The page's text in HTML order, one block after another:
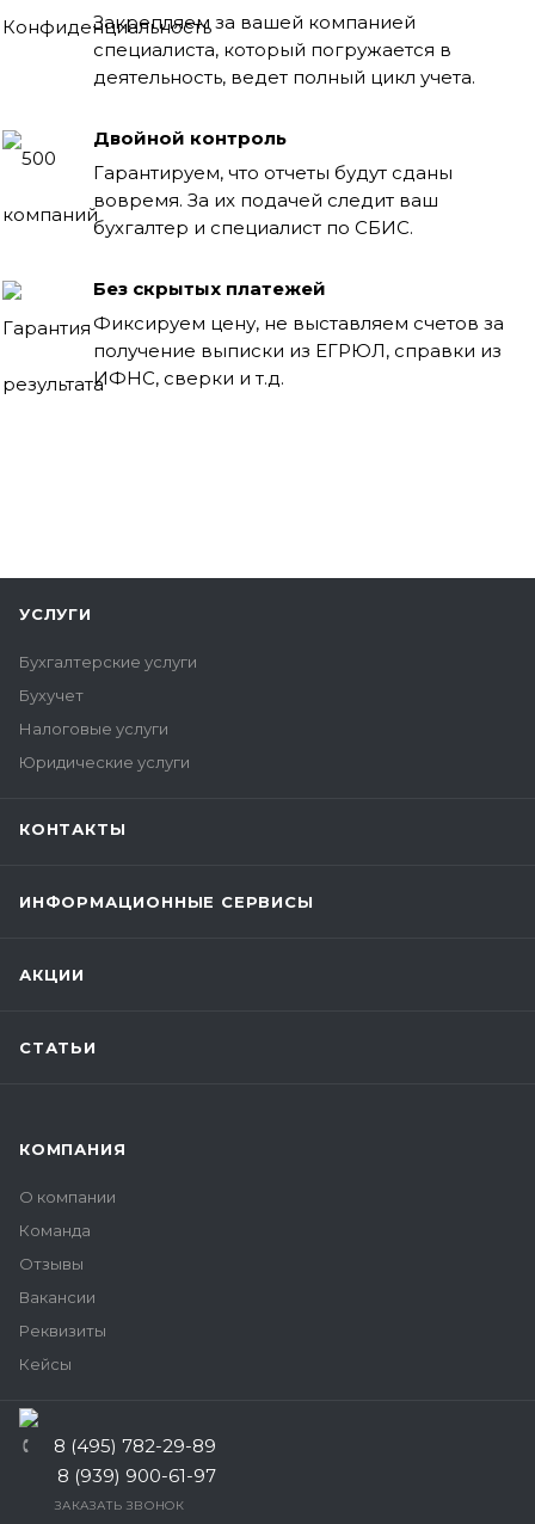
Закрепляем за вашей компанией
специалиста, который погружается в
деятельность, ведет полный цикл учета.
Двойной контроль
Гарантируем, что отчеты будут сданы
вовремя. За их подачей следит ваш
бухгалтер и специалист по СБИС.
Без скрытых платежей
Фиксируем цену, не выставляем счетов за
получение выписки из ЕГРЮЛ, справки из
ИФНС, сверки и т.д.
УСЛУГИ
Бухгалтерские услуги
Бухучет
Налоговые услуги
Юридические услуги
КОНТАКТЫ
ИНФОРМАЦИОННЫЕ СЕРВИСЫ
АКЦИИ
СТАТЬИ
КОМПАНИЯ
О компании
Команда
Отзывы
Вакансии
Реквизиты
Кейсы
8 (495) 782-29-89
8 (939) 900-61-97
ЗАКАЗАТЬ ЗВОНОК